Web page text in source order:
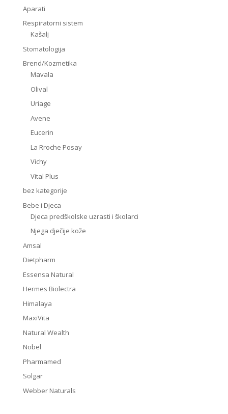
Aparati
Respiratorni sistem
Kašalj
Stomatologija
Brend/Kozmetika
Mavala
Olival
Uriage
Avene
Eucerin
La Rroche Posay
Vichy
Vital Plus
bez kategorije
Bebe i Djeca
Djeca predškolske uzrasti i školarci
Njega dječije kože
Amsal
Dietpharm
Essensa Natural
Hermes Biolectra
Himalaya
MaxiVita
Natural Wealth
Nobel
Pharmamed
Solgar
Webber Naturals